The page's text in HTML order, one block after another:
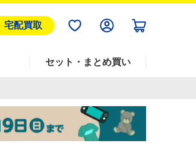
宅配買取
セット・まとめ買い